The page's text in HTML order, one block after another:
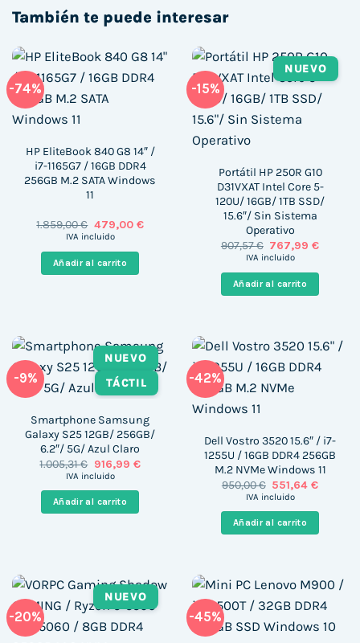
También te puede interesar
-74%
HP EliteBook 840 G8 14″ /
i7-1165G7 / 16GB DDR4
256GB M.2 SATA Windows
11
1.859,00€ El
precio
era:
1.859,00 €.
479,00 €El
IVA incluido
Añadir al carrito
-15%
NUEVO
Portátil HP 250R G10
D31VXAT Intel Core 5-
120U/ 16GB/ 1TB SSD/
15.6″/ Sin Sistema
Operativo
907,57€ El
precio
era:
907,57 €.
767,99€El
es:
IVA incluido
Añadir al carrito
-9%
NUEVO
TÁCTIL
Smartphone Samsung
Galaxy S25 12GB/ 256GB/
6.2″/ 5G/ Azul Claro
1.005,31€ El
precio
era:
1.005,31 €.
916,99 €El
IVA incluido
Añadir al carrito
-42%
Dell Vostro 3520 15.6″ / i7-
1255U / 16GB DDR4 256GB
M.2 NVMe Windows 11
950,00€ El
precio
era:
950,00 €.
551,64€El
es:
551,64
IVA incluido
Añadir al carrito
-20%
NUEVO
-45%